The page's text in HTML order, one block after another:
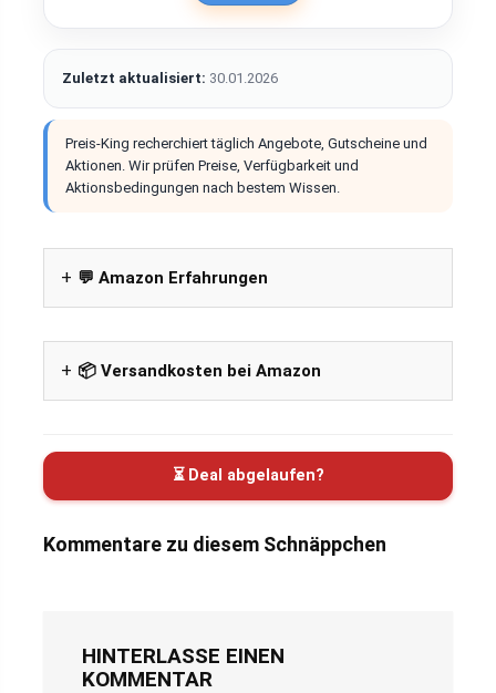
Zuletzt aktualisiert: 30.01.2026
Preis-King recherchiert täglich Angebote, Gutscheine und
Aktionen. Wir prüfen Preise, Verfügbarkeit und
Aktionsbedingungen nach bestem Wissen.
💬 Amazon Erfahrungen
📦 Versandkosten bei Amazon
⏳ Deal abgelaufen?
Kommentare zu diesem Schnäppchen
HINTERLASSE EINEN
KOMMENTAR